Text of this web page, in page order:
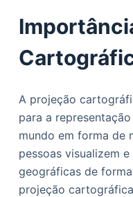
A projeção
para a
mundo em forma de
pessoas visualizem
geográficas de
projeção